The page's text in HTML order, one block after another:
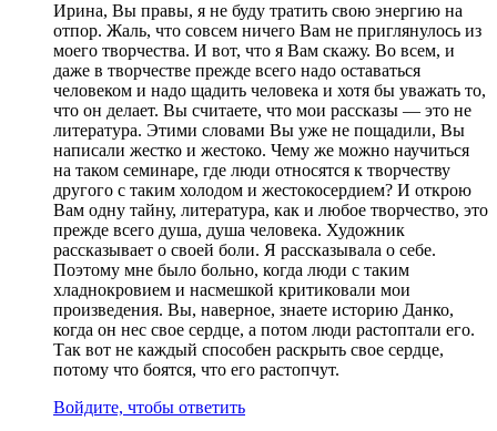
Ирина, Вы правы, я не буду тратить свою энергию на
отпор. Жаль, что совсем ничего Вам не приглянулось из
моего творчества. И вот, что я Вам скажу. Во всем, и
даже в творчестве прежде всего надо оставаться
человеком и надо щадить человека и хотя бы уважать то,
что он делает. Вы считаете, что мои рассказы — это не
литература. Этими словами Вы уже не пощадили, Вы
написали жестко и жестоко. Чему же можно научиться
на таком семинаре, где люди относятся к творчеству
другого с таким холодом и жестокосердием? И открою
Вам одну тайну, литература, как и любое творчество, это
прежде всего душа, душа человека. Художник
рассказывает о своей боли. Я рассказывала о себе.
Поэтому мне было больно, когда люди с таким
хладнокровием и насмешкой критиковали мои
произведения. Вы, наверное, знаете историю Данко,
когда он нес свое сердце, а потом люди растоптали его.
Так вот не каждый способен раскрыть свое сердце,
потому что боятся, что его растопчут.
Войдите, чтобы ответить